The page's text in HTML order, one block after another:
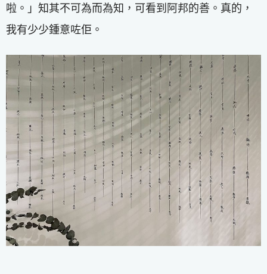
啦。」知其不可為而為知，可看到阿邦的善。真的，
我有少少鍾意咗佢。